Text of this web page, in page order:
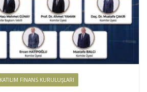
KATILIM FINANS KURULUŞLARI